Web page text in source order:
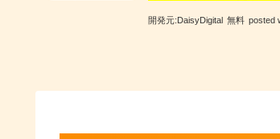
開発元:DaisyDigital 無料 posted